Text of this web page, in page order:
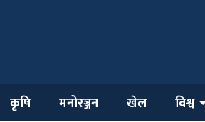
कृषि मनोरञ्जन खेल विश्व